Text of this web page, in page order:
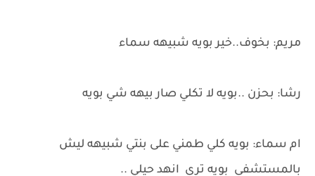
مريم: بخوف..خير بويه شبيهه سماء
رشا: بحزن ..بويه لا تكلي صار بيهه شي بويه
ام سماء: بويه كلي طمني على بنتي شبيهه ليش
بالمستشفى بويه ترى انهد حيلي ..